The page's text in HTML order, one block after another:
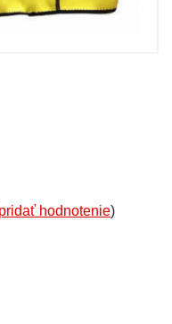
pridať hodnotenie)